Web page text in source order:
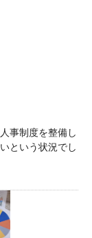
事制度を整備し
という状況でし